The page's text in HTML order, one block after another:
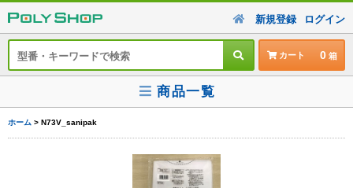
新規登録 ログイン
カート 0
商品一覧
ホーム > N73V_sanipak